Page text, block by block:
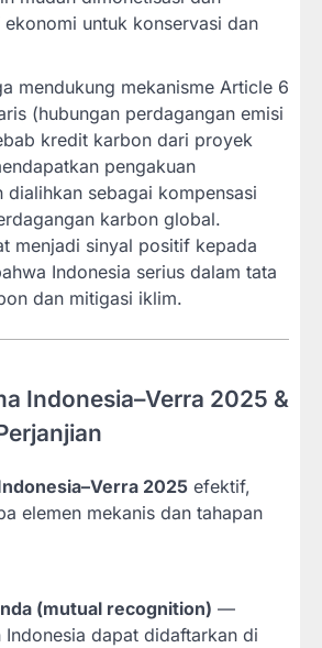
untuk konservasi dan
mendukung mekanisme Article 6
(hubungan perdagangan emisi
kredit karbon dari proyek
pengakuan
dialihkan sebagai kompensasi
karbon global.
menjadi sinyal positif kepada
Indonesia serius dalam tata
dan mitigasi iklim.
Indonesia–Verra 2025 &
2025 efektif,
elemen mekanis dan tahapan
(mutual recognition) —
dapat didaftarkan di